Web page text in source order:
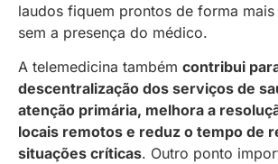
laudos fiquem prontos de forma
sem a presença do médico.
A telemedicina também contribui
descentralização dos serviços de
atenção primária, melhora a
locais remotos e reduz o tempo de
situações críticas. Outro ponto